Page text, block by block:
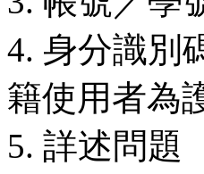
4. 身分識別
籍使用者為
5. 詳述問題